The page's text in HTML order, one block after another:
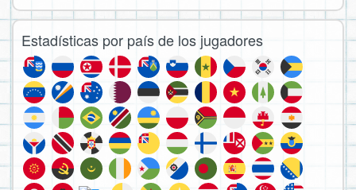
Estadísticas por país de los jugadores